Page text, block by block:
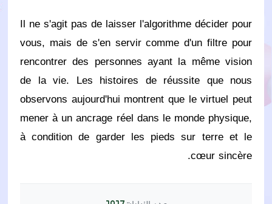
Il ne s'agit pas de laisser l'algorithme décider pour
vous, mais de s'en servir comme d'un filtre pour
rencontrer des personnes ayant la même vision
de la vie. Les histoires de réussite que nous
observons aujourd'hui montrent que le virtuel peut
mener à un ancrage réel dans le monde physique,
à condition de garder les pieds sur terre et le
cœur sincère.